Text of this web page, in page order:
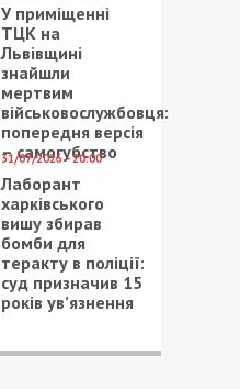
У приміщенні
ТЦК на
Львівщині
знайшли
мертвим
військовослужбовця:
попередня версія
– самогубство
31/07/2026 - 20:00
Лаборант
харківського
вишу збирав
бомби для
теракту в поліції:
суд призначив 15
років ув’язнення